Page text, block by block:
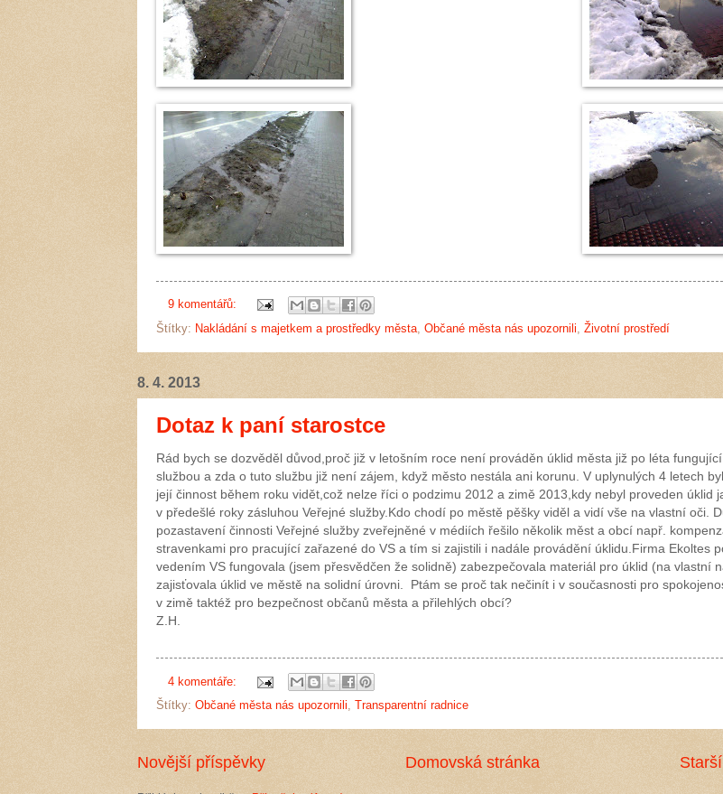
9 komentářů:
Štítky: Nakládání s majetkem a prostředky města, Občané města nás upozornili, Životní prostředí
8. 4. 2013
Dotaz k paní starostce
Rád bych se dozvěděl důvod,proč již v letošním roce není prováděn úklid města již po léta
službou a zda o tuto službu již není zájem, když město nestála ani korunu. V uplynulých 4 letech
její činnost během roku vidět,což nelze říci o podzimu 2012 a zimě 2013,kdy nebyl proveden úklid
v předešlé roky zásluhou Veřejné služby.Kdo chodí po městě pěšky viděl a vidí vše na vlastní oči.
pozastavení činnosti Veřejné služby zveřejněné v médiích řešilo několik měst a obcí např.
stravenkami pro pracující zařazené do VS a tím si zajistili i nadále provádění úklidu.Firma Ekoltes
vedením VS fungovala (jsem přesvědčen že solidně) zabezpečovala materiál pro úklid (na vlastní
zajisťovala úklid ve městě na solidní úrovni. Ptám se proč tak nečinít i v současnosti pro
v zimě taktéž pro bezpečnost občanů města a přilehlých obcí?
Z.H.
4 komentáře:
Štítky: Občané města nás upozornili, Transparentní radnice
Novější příspěvky Domovská stránka